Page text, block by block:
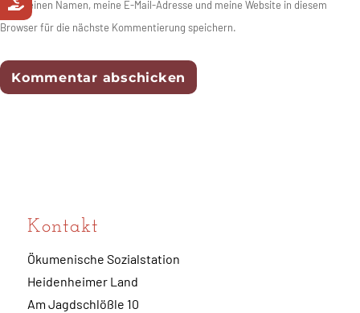
Meinen Namen, meine E-Mail-Adresse und meine Website in diesem
Browser für die nächste Kommentierung speichern.
Kontakt
Ökumenische Sozialstation
Heidenheimer Land
Am Jagdschlößle 10